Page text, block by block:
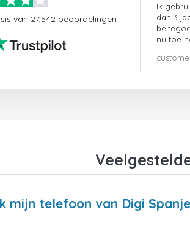
van 27,542 beoordelingen
Ik
dan 3
nu toe
mijn telefoon van Digi